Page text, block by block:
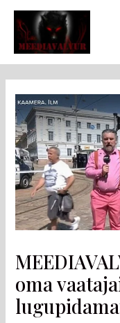
Skip
content
oma
Post
navigation